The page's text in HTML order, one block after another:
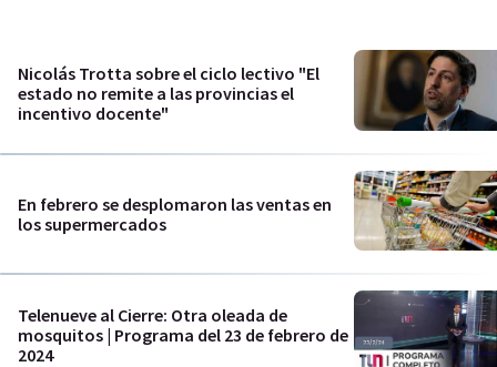
Nicolás Trotta sobre el ciclo lectivo "El
estado no remite a las provincias el
incentivo docente"
En febrero se desplomaron las ventas en
los supermercados
Telenueve al Cierre: Otra oleada de
mosquitos | Programa del 23 de febrero de
2024